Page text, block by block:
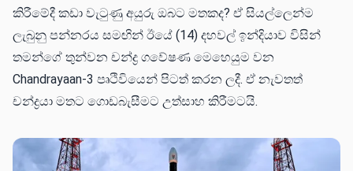
කිරීමේදී කඩා වැටුණු අයුරු ඔබට මතකද? ඒ සියල්ලෙන්ම
ලැබුනු පන්නරය සමඟින් ඊයේ (14) දහවල් ඉන්දියාව විසින්
තමන්ගේ තුන්වන චන්ද්‍ර ගවේෂණ මෙහෙයුම වන
Chandrayaan-3 පෘථිවියෙන් පිටත් කරන ලදී. ඒ නැවතත්
චන්ද්‍රයා මතට ගොඩබැසීමට උත්සාහ කිරීමටයි.